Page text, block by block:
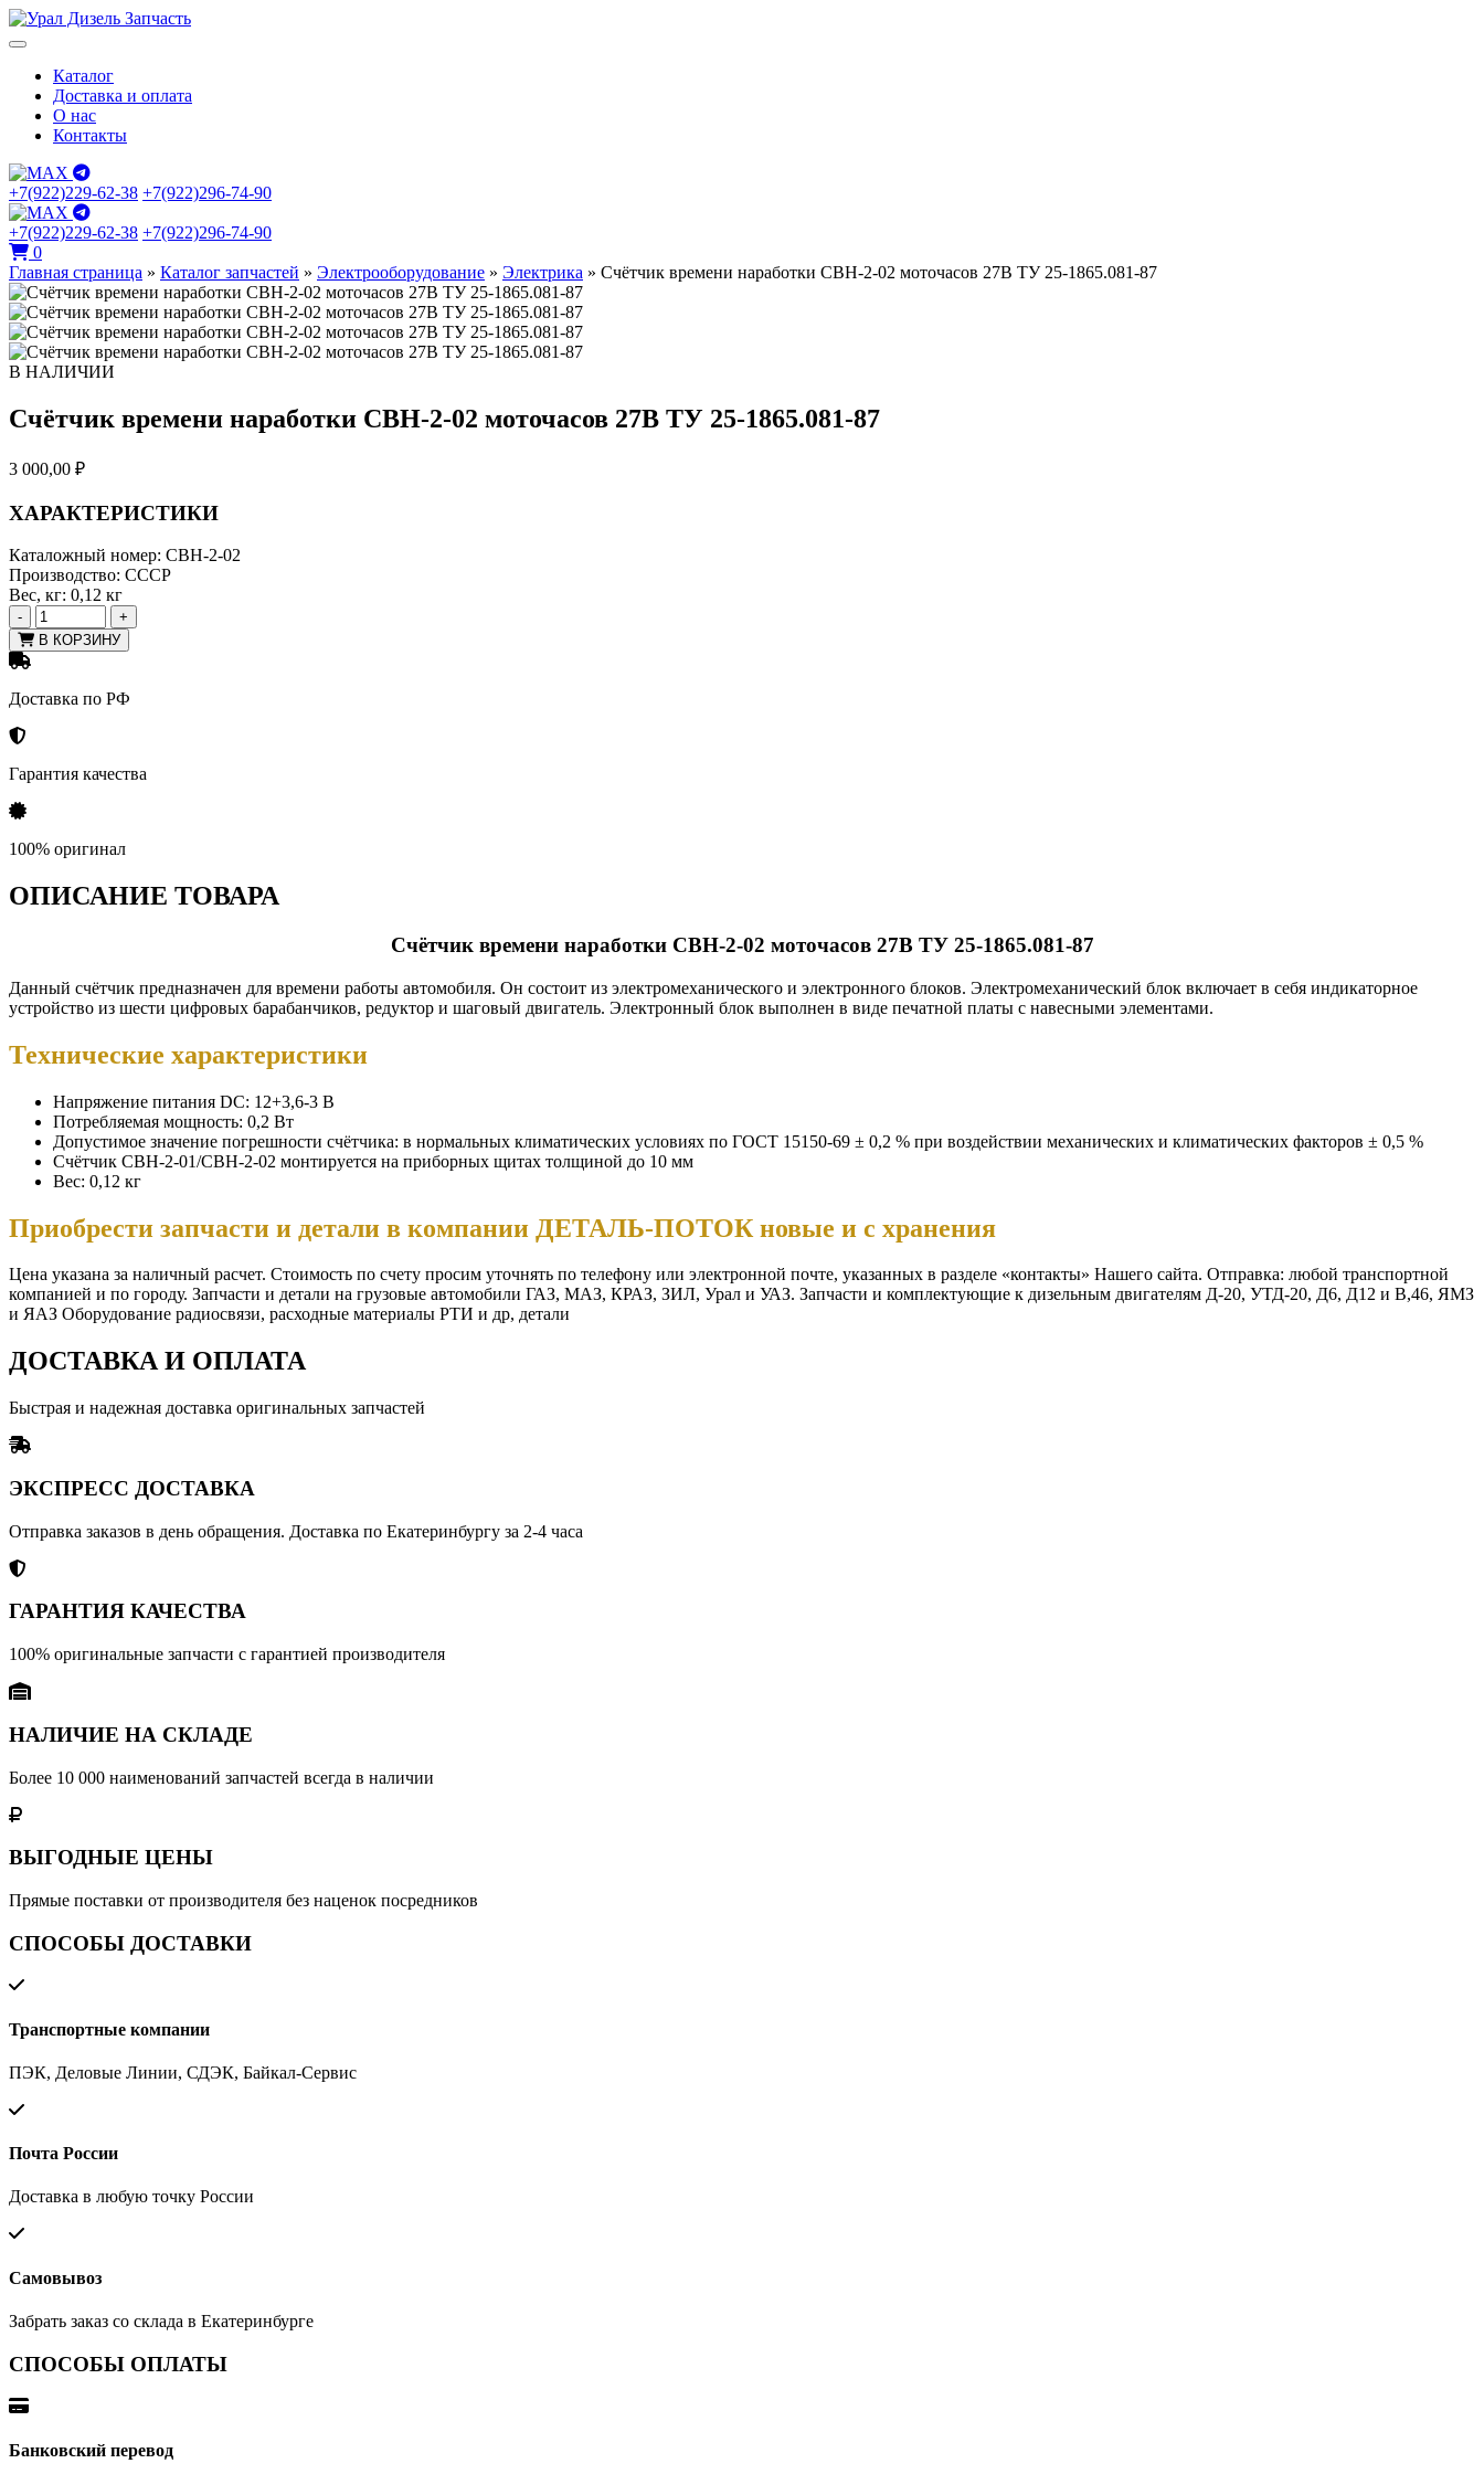
Каталог
Доставка и оплата
О нас
Контакты
+7(922)229-62-38 +7(922)296-74-90
+7(922)229-62-38 +7(922)296-74-90
0
Главная страница » Каталог запчастей » Электрооборудование » Электрика » Счётчик времени наработки СВН-2-02 моточасов 27В ТУ 25-1865.081-87
В НАЛИЧИИ
Счётчик времени наработки СВН-2-02 моточасов 27В ТУ 25-1865.081-87
3 000,00 ₽
ХАРАКТЕРИСТИКИ
Каталожный номер: СВН-2-02
Производство: СССР
Вес, кг: 0,12 кг
-
+
В КОРЗИНУ
Доставка по РФ
Гарантия качества
100% оригинал
ОПИСАНИЕ ТОВАРА
Счётчик времени наработки СВН-2-02 моточасов 27В ТУ 25-1865.081-87
Данный счётчик предназначен для времени работы автомобиля. Он состоит из электромеханического и электронного блоков. Электромеханический блок включает в себя индикаторное
устройство из шести цифровых барабанчиков, редуктор и шаговый двигатель. Электронный блок выполнен в виде печатной платы с навесными элементами.
Технические характеристики
Напряжение питания DC: 12+3,6-3 В
Потребляемая мощность: 0,2 Вт
Допустимое значение погрешности счётчика: в нормальных климатических условиях по ГОСТ 15150-69 ± 0,2 % при воздействии механических и климатических факторов ± 0,5 %
Счётчик СВН-2-01/СВН-2-02 монтируется на приборных щитах толщиной до 10 мм
Вес: 0,12 кг
Приобрести запчасти и детали в компании ДЕТАЛЬ-ПОТОК новые и с хранения
Цена указана за наличный расчет. Стоимость по счету просим уточнять по телефону или электронной почте, указанных в разделе «контакты» Нашего сайта. Отправка: любой транспортной
компанией и по городу. Запчасти и детали на грузовые автомобили ГАЗ, МАЗ, КРАЗ, ЗИЛ, Урал и УАЗ. Запчасти и комплектующие к дизельным двигателям Д-20, УТД-20, Д6, Д12 и В,46, ЯМЗ
и ЯАЗ Оборудование радиосвязи, расходные материалы РТИ и др, детали
ДОСТАВКА И ОПЛАТА
Быстрая и надежная доставка оригинальных запчастей
ЭКСПРЕСС ДОСТАВКА
Отправка заказов в день обращения. Доставка по Екатеринбургу за 2-4 часа
ГАРАНТИЯ КАЧЕСТВА
100% оригинальные запчасти с гарантией производителя
НАЛИЧИЕ НА СКЛАДЕ
Более 10 000 наименований запчастей всегда в наличии
ВЫГОДНЫЕ ЦЕНЫ
Прямые поставки от производителя без наценок посредников
СПОСОБЫ ДОСТАВКИ
Транспортные компании
ПЭК, Деловые Линии, СДЭК, Байкал-Сервис
Почта России
Доставка в любую точку России
Самовывоз
Забрать заказ со склада в Екатеринбурге
СПОСОБЫ ОПЛАТЫ
Банковский перевод